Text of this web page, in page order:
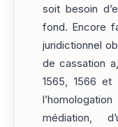
soit besoin
fond. Encore
juridictionnel
de cassation
1565, 1566 et
médiation,